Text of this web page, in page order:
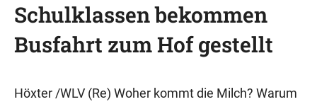
Schulklassen bekommen
Busfahrt zum Hof gestellt
Höxter /WLV (Re) Woher kommt die Milch? Warum